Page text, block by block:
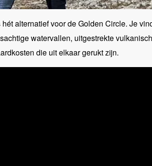
alternatief voor de Golden Circle. Je
watervallen, uitgestrekte
die uit elkaar gerukt zijn.